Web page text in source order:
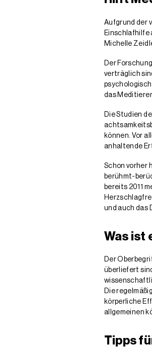
Aufgrund der
Einschlafhilfe
Michelle
Der
verträglich
das
Die Studien
können. Vor
anhaltende
Schon vorher
berühmt-
bereits 2011
und auch das
Was ist
Der
überliefert
Die
körperliche
allgemeinen
Tipps